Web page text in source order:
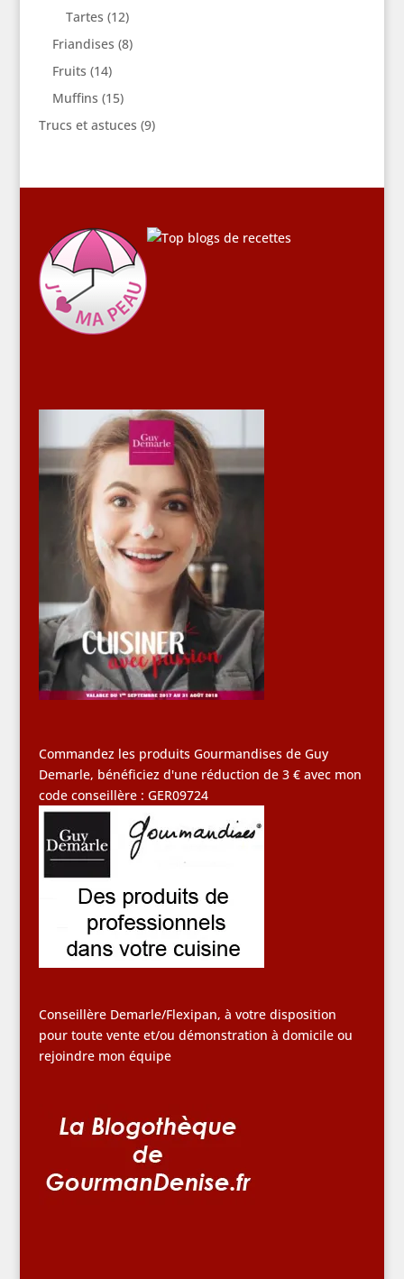
Tartes (12)
Friandises (8)
Fruits (14)
Muffins (15)
Trucs et astuces (9)
Commandez les produits Gourmandises de Guy
Demarle, bénéficiez d'une réduction de 3 € avec mon
code conseillère : GER09724
Conseillère Demarle/Flexipan, à votre disposition
pour toute vente et/ou démonstration à domicile ou
rejoindre mon équipe